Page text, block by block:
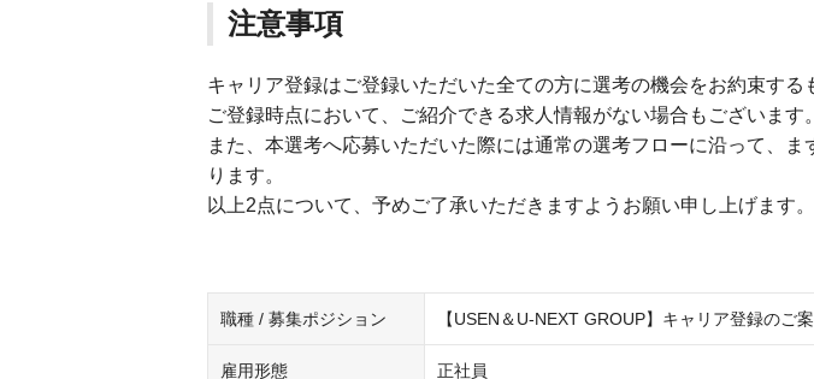
注意事項
キャリア登録はご登録いただいた全ての方に選考の機会をお約束する
ご登録時点において、ご紹介できる求人情報がない場合もございます。
また、本選考へ応募いただいた際には通常の選考フローに沿って、ま
ります。
以上2点について、予めご了承いただきますようお願い申し上げます。
職種 / 募集ポジション 【USEN＆U-NEXT GROUP】キャリア登録のご
雇用形態 正社員